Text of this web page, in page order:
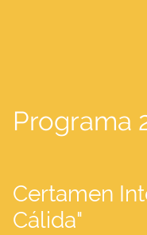
Programa
Certamen
Cálida"